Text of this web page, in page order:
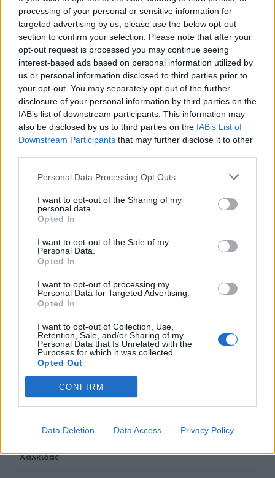
processing of your personal or sensitive information for
targeted advertising by us, please use the below opt-out
section to confirm your selection. Please note that after your
opt-out request is processed you may continue seeing
interest-based ads based on personal information utilized by
us or personal information disclosed to third parties prior to
your opt-out. You may separately opt-out of the further
disclosure of your personal information by third parties on the
IAB’s list of downstream participants. This information may
also be disclosed by us to third parties on the IAB’s List of
Downstream Participants that may further disclose it to other
Personal Data Processing Opt Outs
I want to opt-out of the Sharing of my
personal data.
Opted In
I want to opt-out of the Sale of my
Personal Data.
Opted In
I want to opt-out of processing my
Personal Data for Targeted Advertising.
Opted In
I want to opt-out of Collection, Use,
Retention, Sale, and/or Sharing of my
Personal Data that Is Unrelated with the
Purposes for which it was collected.
Opted Out
CONFIRM
Data Deletion Data Access Privacy Policy
ΣΤΕΊΛΕ ΤΗΝ ΕΊΔΗΣΗ
Ροή ειδήσεων Δημοφιλή
03:34
Το απολαυστικό βίντεο της Νατάσας Θεοδωρίδου με τη
μητέρα της
Ο έρωτας θα πρωταγωνιστήσει στη ζωή αυτών των
ζωδίων τον Αύγουστο
dress code
Παιδιά στην πισίνα: 6 απαράβατοι κανόνες για την
πρόληψη του πνιγμού
Ανατριχιαστικό βίντεο από τον σεισμό στην Ιαπωνία:
Γιατροί προστατεύουν με τα σώματά τους ασθενή την
ώρα του χειρουργείου
Τραμπ: Ο πόλεμος με το Ιράν "θα τελειώσει σύντομα"
Χαλκίδας